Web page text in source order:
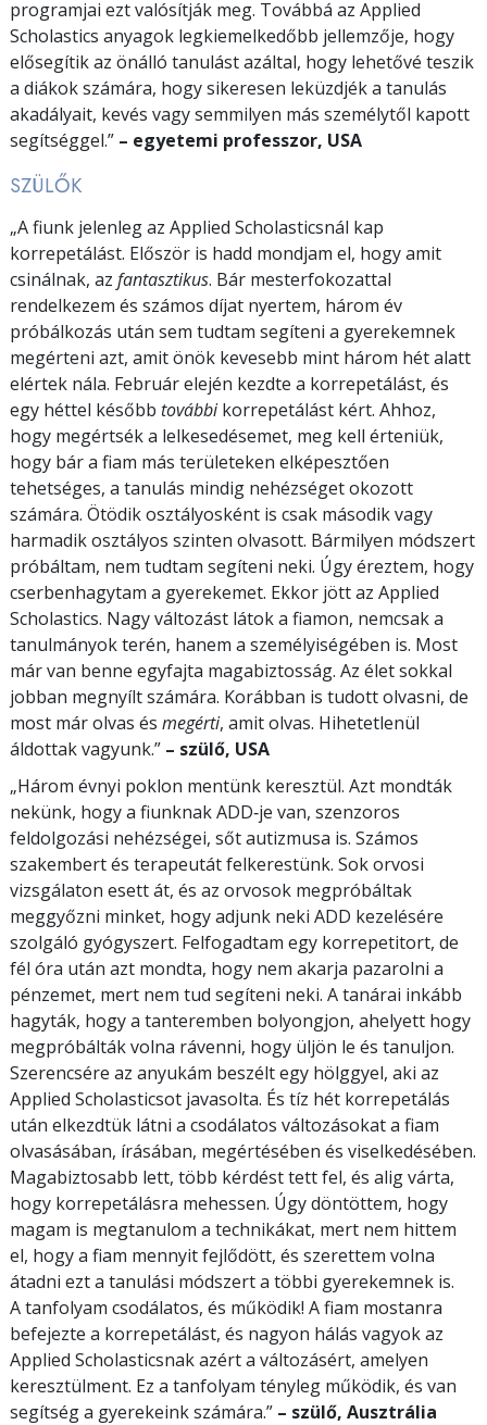
programjai ezt valósítják meg. Továbbá az Applied
Scholastics anyagok legkiemelkedőbb jellemzője, hogy
elősegítik az önálló tanulást azáltal, hogy lehetővé teszik
a diákok számára, hogy sikeresen leküzdjék a tanulás
akadályait, kevés vagy semmilyen más személytől kapott
segítséggel.” – egyetemi professzor, USA
SZÜLŐK
„A fiunk jelenleg az Applied Scholasticsnál kap
korrepetálást. Először is hadd mondjam el, hogy amit
csinálnak, az fantasztikus. Bár mesterfokozattal
rendelkezem és számos díjat nyertem, három év
próbálkozás után sem tudtam segíteni a gyerekemnek
megérteni azt, amit önök kevesebb mint három hét alatt
elértek nála. Február elején kezdte a korrepetálást, és
egy héttel később továbbikorrepetálást kért. Ahhoz,
hogy megértsék a lelkesedésemet, meg kell érteniük,
hogy bár a fiam más területeken elképesztően
tehetséges, a tanulás mindig nehézséget okozott
számára. Ötödik osztályosként is csak második vagy
harmadik osztályos szinten olvasott. Bármilyen módszert
próbáltam, nem tudtam segíteni neki. Úgy éreztem, hogy
cserbenhagytam a gyerekemet. Ekkor jött az Applied
Scholastics. Nagy változást látok a fiamon, nemcsak a
tanulmányok terén, hanem a személyiségében is. Most
már van benne egyfajta magabiztosság. Az élet sokkal
jobban megnyílt számára. Korábban is tudott olvasni, de
most már olvas és megérti, amit olvas. Hihetetlenül
áldottak vagyunk.” – szülő, USA
„Három évnyi poklon mentünk keresztül. Azt mondták
nekünk, hogy a fiunknak ADD‑je van, szenzoros
feldolgozási nehézségei, sőt autizmusa is. Számos
szakembert és terapeutát felkerestünk. Sok orvosi
vizsgálaton esett át, és az orvosok megpróbáltak
meggyőzni minket, hogy adjunk neki ADD kezelésére
szolgáló gyógyszert. Felfogadtam egy korrepetitort, de
fél óra után azt mondta, hogy nem akarja pazarolni a
pénzemet, mert nem tud segíteni neki. A tanárai inkább
hagyták, hogy a tanteremben bolyongjon, ahelyett hogy
megpróbálták volna rávenni, hogy üljön le és tanuljon.
Szerencsére az anyukám beszélt egy hölggyel, aki az
Applied Scholasticsot javasolta. És tíz hét korrepetálás
után elkezdtük látni a csodálatos változásokat a fiam
olvasásában, írásában, megértésében és viselkedésében.
Magabiztosabb lett, több kérdést tett fel, és alig várta,
hogy korrepetálásra mehessen. Úgy döntöttem, hogy
magam is megtanulom a technikákat, mert nem hittem
el, hogy a fiam mennyit fejlődött, és szerettem volna
átadni ezt a tanulási módszert a többi gyerekemnek is.
A tanfolyam csodálatos, és működik! A fiam mostanra
befejezte a korrepetálást, és nagyon hálás vagyok az
Applied Scholasticsnak azért a változásért, amelyen
keresztülment. Ez a tanfolyam tényleg működik, és van
segítség a gyerekeink számára.” – szülő, Ausztrália